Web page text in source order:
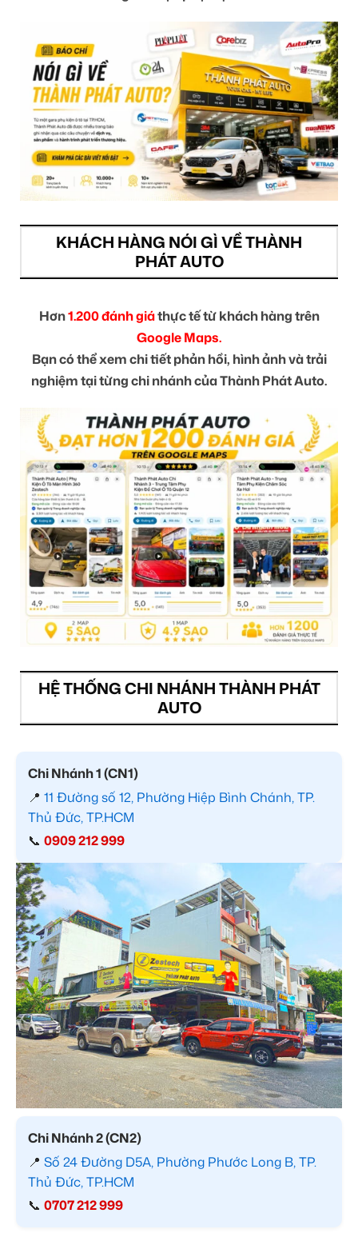
KHÁCH HÀNG NÓI GÌ VỀ THÀNH
PHÁT AUTO
Hơn1.200 đánh giáthực tế từ khách hàng trên
Google Maps.
Bạn có thể xem chi tiết phản hồi, hình ảnh và trải
nghiệm tại từng chi nhánh của Thành Phát Auto.
HỆ THỐNG CHI NHÁNH THÀNH PHÁT
AUTO
Chi Nhánh 1 (CN1)
📍 11 Đường số 12, Phường Hiệp Bình Chánh, TP.
Thủ Đức, TP.HCM
📞 0909 212 999
Chi Nhánh 2 (CN2)
📍 Số 24 Đường D5A, Phường Phước Long B, TP.
Thủ Đức, TP.HCM
📞 0707 212 999